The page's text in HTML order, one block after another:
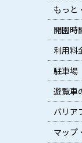
もっと
開園時
利用料
駐車場
遊覧車
バリア
マップ